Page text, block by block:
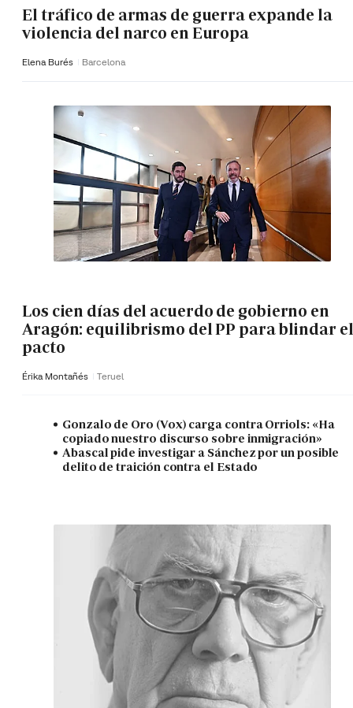
El tráfico de armas de guerra expande la
violencia del narco en Europa
Elena Burés Barcelona
Los cien días del acuerdo de gobierno en
Aragón: equilibrismo del PP para blindar el
pacto
Érika Montañés Teruel
Gonzalo de Oro (Vox) carga contra Orriols: «Ha
copiado nuestro discurso sobre inmigración»
Abascal pide investigar a Sánchez por un posible
delito de traición contra el Estado